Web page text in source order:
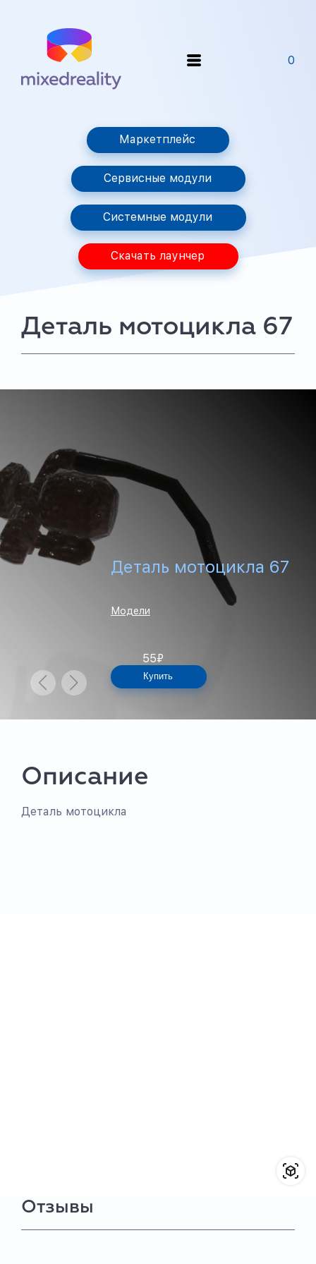
0
Маркетплейс
Сервисные модули
Системные модули
Скачать лаунчер
Деталь мотоцикла 67
Деталь мотоцикла 67
Модели
55₽
Купить
Описание
Деталь мотоцикла
Отзывы